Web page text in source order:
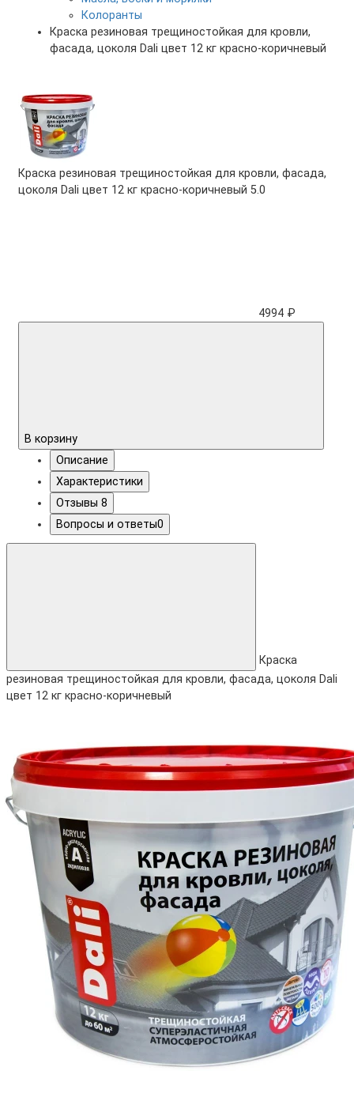
Колоранты
Краска резиновая трещиностойкая для кровли,
фасада, цоколя Dali цвет 12 кг красно-коричневый
Краска резиновая трещиностойкая для кровли, фасада,
цоколя Dali цвет 12 кг красно-коричневый 5.0
4994 ₽
В корзину
Описание
Характеристики
Отзывы 8
Вопросы и ответы0
Краска
резиновая трещиностойкая для кровли, фасада, цоколя Dali
цвет 12 кг красно-коричневый